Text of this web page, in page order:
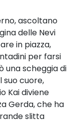
ascoltano
delle Nevi
in piazza,
per farsi
una scheggia di
suo cuore,
Kai diviene
Gerda, che ha
slitta